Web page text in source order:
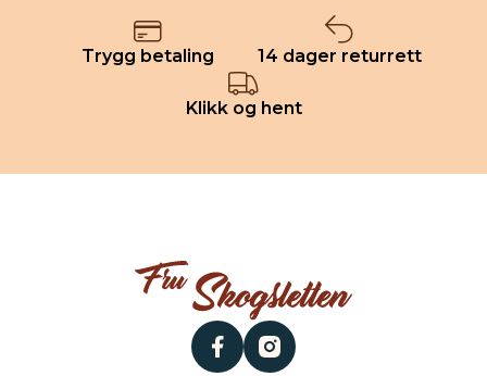
Trygg betaling 14 dager returrett
Klikk og hent
facebookinstagram